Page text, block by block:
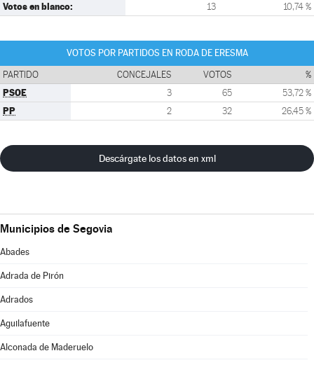
Votos en blanco: 13 10,74 %
VOTOS POR PARTIDOS EN RODA DE ERESMA
PARTIDO CONCEJALES VOTOS %
PSOE 3 65 53,72 %
PP 2 32 26,45 %
Descárgate los datos en xml
Municipios de Segovia
Abades
Adrada de Pirón
Adrados
Aguilafuente
Alconada de Maderuelo